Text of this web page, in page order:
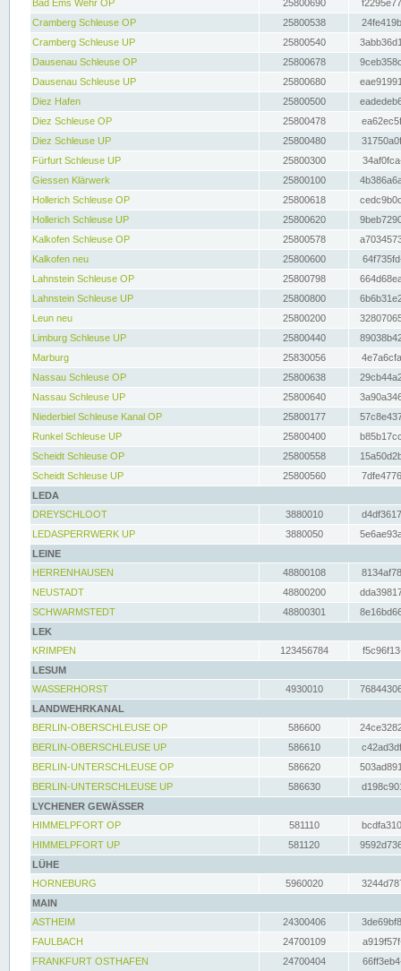
Bad Ems Wehr OP
25800690
Cramberg Schleuse OP
25800538
Cramberg Schleuse UP
25800540
Dausenau Schleuse OP
25800678
Dausenau Schleuse UP
25800680
Diez Hafen
25800500
Diez Schleuse OP
25800478
Diez Schleuse UP
25800480
Fürfurt Schleuse UP
25800300
Giessen Klärwerk
25800100
Hollerich Schleuse OP
25800618
Hollerich Schleuse UP
25800620
Kalkofen Schleuse OP
25800578
Kalkofen neu
25800600
Lahnstein Schleuse OP
25800798
Lahnstein Schleuse UP
25800800
Leun neu
25800200
Limburg Schleuse UP
25800440
Marburg
25830056
Nassau Schleuse OP
25800638
Nassau Schleuse UP
25800640
Niederbiel Schleuse Kanal OP
25800177
Runkel Schleuse UP
25800400
Scheidt Schleuse OP
25800558
Scheidt Schleuse UP
25800560
LEDA
DREYSCHLOOT
3880010
LEDASPERRWERK UP
3880050
LEINE
HERRENHAUSEN
48800108
NEUSTADT
48800200
SCHWARMSTEDT
48800301
LEK
KRIMPEN
123456784
LESUM
WASSERHORST
4930010
LANDWEHRKANAL
BERLIN-OBERSCHLEUSE OP
586600
BERLIN-OBERSCHLEUSE UP
586610
BERLIN-UNTERSCHLEUSE OP
586620
BERLIN-UNTERSCHLEUSE UP
586630
LYCHENER GEWÄSSER
HIMMELPFORT OP
581110
HIMMELPFORT UP
581120
LÜHE
HORNEBURG
5960020
MAIN
ASTHEIM
24300406
FAULBACH
24700109
FRANKFURT OSTHAFEN
24700404